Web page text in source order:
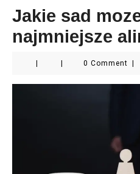
Jakie sad
najmniejsze
0 Comment